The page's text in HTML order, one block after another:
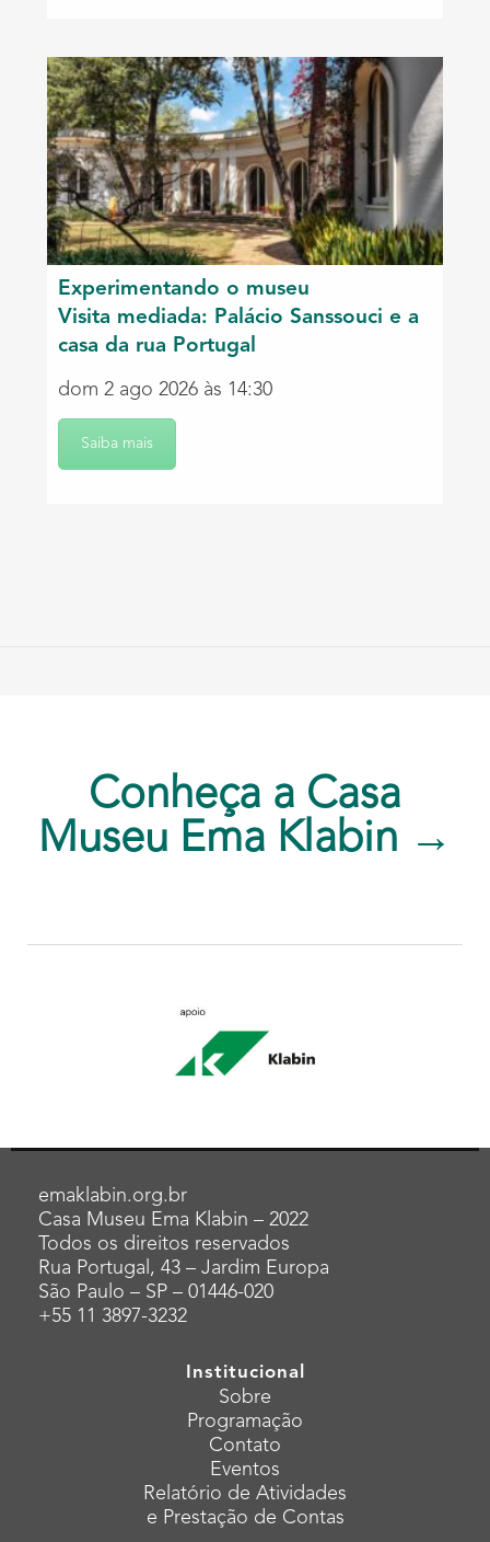
Experimentando o museu
Visita mediada: Palácio Sanssouci e a
casa da rua Portugal
dom 2 ago 2026 às 14:30
Saiba mais
Conheça a Casa
Museu Ema Klabin →
emaklabin.org.br
Casa Museu Ema Klabin – 2022
Todos os direitos reservados
Rua Portugal, 43 – Jardim Europa
São Paulo – SP – 01446-020
+55 11 3897-3232
Institucional
Sobre
Programação
Contato
Eventos
Relatório de Atividades
e Prestação de Contas